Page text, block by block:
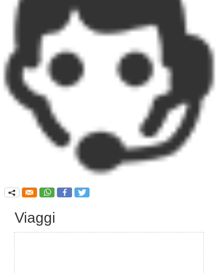
q
Viaggi